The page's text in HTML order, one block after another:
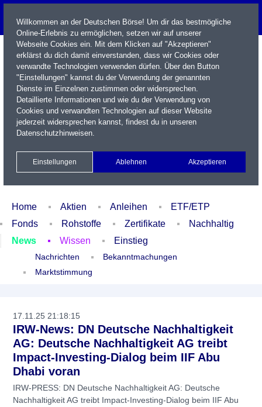
Name / WKN / ISIN / Kürzel
Xetra Realtime
Watchlist Portfolio Login
Home Aktien Anleihen
ETF/ETP
Fonds
Rohstoffe Zertifikate
Nachhaltig
News
Wissen Einstieg
Nachrichten
Bekanntmachungen
Marktstimmung
17.11.25 21:18:15
IRW-News: DN Deutsche Nachhaltigkeit
AG: Deutsche Nachhaltigkeit AG treibt
Impact-Investing-Dialog beim IIF Abu
Dhabi voran
IRW-PRESS: DN Deutsche Nachhaltigkeit AG: Deutsche
Nachhaltigkeit AG treibt Impact-Investing-Dialog beim IIF Abu
Willkommen an der Deutschen Börse! Um dir das bestmögliche
Online-Erlebnis zu ermöglichen, setzen wir auf unserer
Webseite Cookies ein. Mit dem Klicken auf "Akzeptieren"
erklärst du dich damit einverstanden, dass wir Cookies oder
verwandte Technologien verwenden dürfen. Über den Button
"Einstellungen" kannst du der Verwendung der genannten
Dienste im Einzelnen zustimmen oder widersprechen.
Detaillierte Informationen und wie du der Verwendung von
Cookies und verwandten Technologien auf dieser Website
jederzeit widersprechen kannst, findest du in unseren
Datenschutzhinweisen.
Einstellungen Ablehnen Akzeptieren